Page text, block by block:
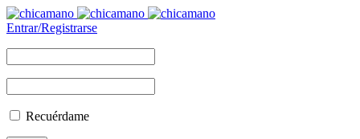
Entrar/Registrarse
Recuérdame